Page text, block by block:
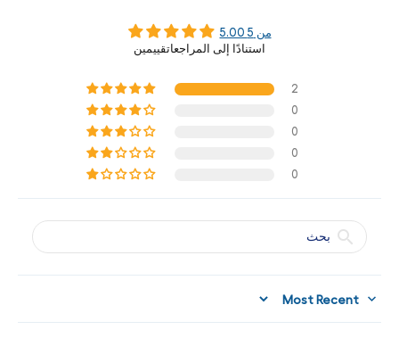
5.00 من 5
استنادًا إلى المراجعاتقييمين
2
0
0
0
0
Sort by